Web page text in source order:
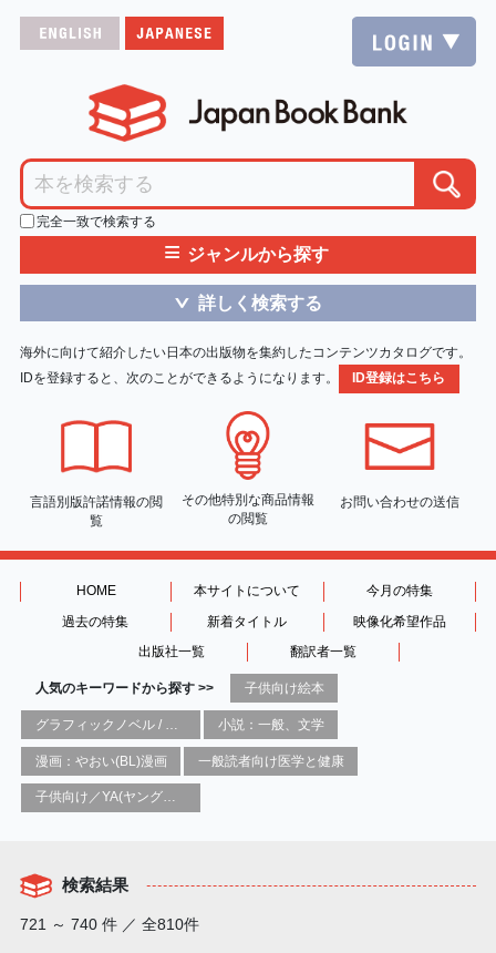
完全一致で検索する
≡ ジャンルから探す
＞ 詳しく検索する
海外に向けて紹介したい日本の出版物を集約したコンテンツカタログです。
IDを登録すると、次のことができるようになります。
ID登録はこちら
言語別版許諾情報の閲
覧
その他特別な商品情報
の閲覧
お問い合わせの送信
HOME 本サイトについて
今月の特集
過去の特集
新着タイトル
映像化希望作品
出版社一覧
翻訳者一覧
人気のキーワードから探す >> 子供向け絵本
小説：一般、文学
漫画：やおい(BL)漫画 一般読者向け医学と健康
子供向け／YA(ヤングアダルト)向け一般：芸術&芸術家
検索結果
721 ～ 740 件 ／ 全810件